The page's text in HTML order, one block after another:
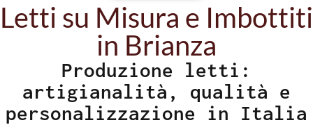
Letti su Misura e Imbottiti
in Brianza
Produzione letti:
artigianalità, qualità e
personalizzazione in Italia